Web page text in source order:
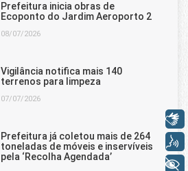
Prefeitura inicia obras de
Ecoponto do Jardim Aeroporto 2
08/07/2026
Vigilância notifica mais 140
terrenos para limpeza
07/07/2026
Prefeitura já coletou mais de 264
toneladas de móveis e inservíveis
pela ‘Recolha Agendada’
Voz
+ Acessibilidade